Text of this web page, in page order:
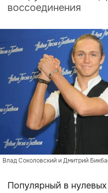
воссоединения
Влад Соколовский и Дмитрий
Популярный в